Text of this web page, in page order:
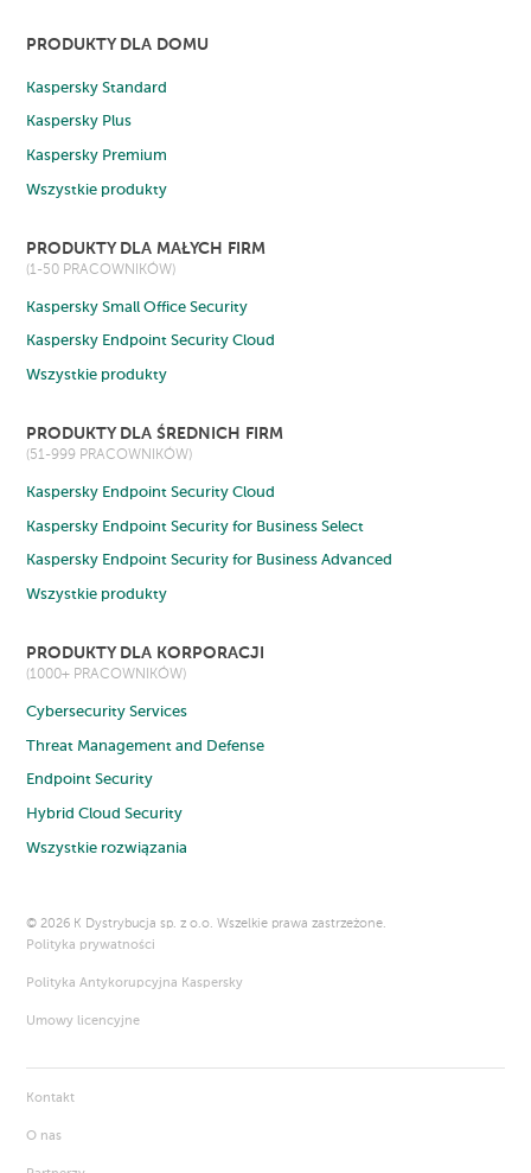
PRODUKTY DLA DOMU
Kaspersky Standard
Kaspersky Plus
Kaspersky Premium
Wszystkie produkty
PRODUKTY DLA MAŁYCH FIRM
(1-50 PRACOWNIKÓW)
Kaspersky Small Office Security
Kaspersky Endpoint Security Cloud
Wszystkie produkty
PRODUKTY DLA ŚREDNICH FIRM
(51-999 PRACOWNIKÓW)
Kaspersky Endpoint Security Cloud
Kaspersky Endpoint Security for Business Select
Kaspersky Endpoint Security for Business Advanced
Wszystkie produkty
PRODUKTY DLA KORPORACJI
(1000+ PRACOWNIKÓW)
Cybersecurity Services
Threat Management and Defense
Endpoint Security
Hybrid Cloud Security
Wszystkie rozwiązania
©2026 K Dystrybucja sp. z o.o. Wszelkie prawa zastrzeżone.
Polityka prywatności
Polityka Antykorupcyjna Kaspersky
Umowy licencyjne
Kontakt
O nas